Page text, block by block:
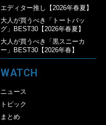
エディター推し【2026年春夏】
大人が買うべき「トートバッ
グ」BEST30【2026年春夏】
大人が買うべき「黒スニーカ
ー」BEST30【2026年春】
WATCH
ニュース
トピック
まとめ